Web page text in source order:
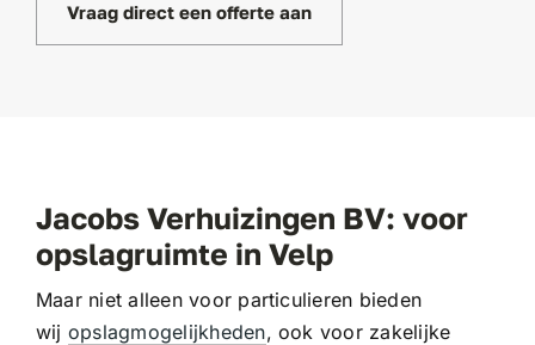
Vraag direct een offerte aan
Jacobs Verhuizingen BV: voor
opslagruimte in Velp
Maar niet alleen voor particulieren bieden
wij opslagmogelijkheden, ook voor zakelijke